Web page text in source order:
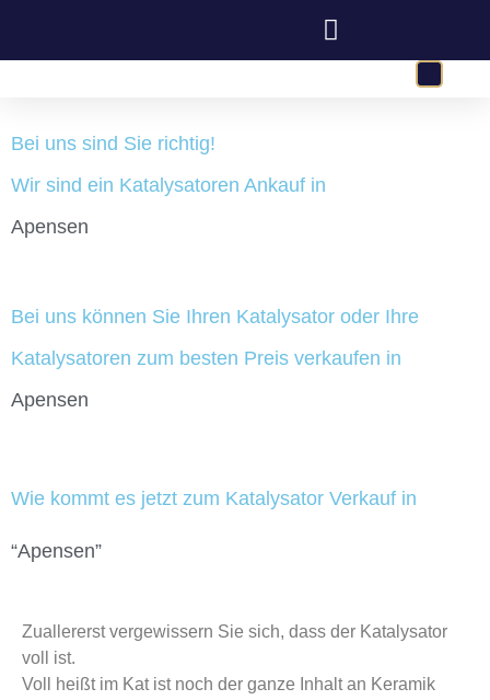
Bei uns sind Sie richtig!
Wir sind ein Katalysatoren Ankauf in
Apensen
Bei uns können Sie Ihren Katalysator oder Ihre
Katalysatoren zum besten Preis verkaufen in
Apensen
Wie kommt es jetzt zum Katalysator Verkauf in
“Apensen”
Zuallererst vergewissern Sie sich, dass der Katalysator
voll ist.
Voll heißt im Kat ist noch der ganze Inhalt an Keramik